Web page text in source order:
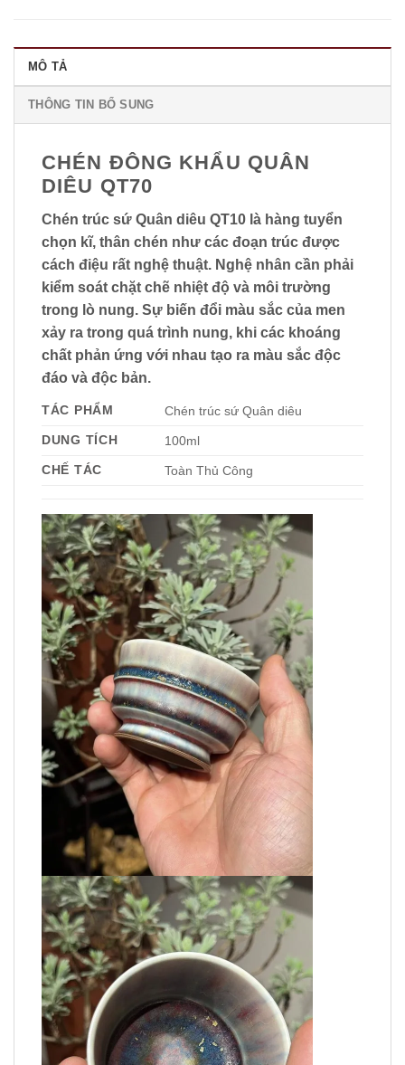
MÔ TẢ
THÔNG TIN BỔ SUNG
CHÉN ĐÔNG KHẨU QUÂN
DIÊU QT70
Chén trúc sứ Quân diêu QT10 là hàng tuyển
chọn kĩ, thân chén như các đoạn trúc được
cách điệu rất nghệ thuật. Nghệ nhân cần phải
kiểm soát chặt chẽ nhiệt độ và môi trường
trong lò nung. Sự biến đổi màu sắc của men
xảy ra trong quá trình nung, khi các khoáng
chất phản ứng với nhau tạo ra màu sắc độc
đáo và độc bản.
TÁC PHẨM
Chén trúc sứ Quân diêu
DUNG TÍCH
100ml
CHẾ TÁC
Toàn Thủ Công